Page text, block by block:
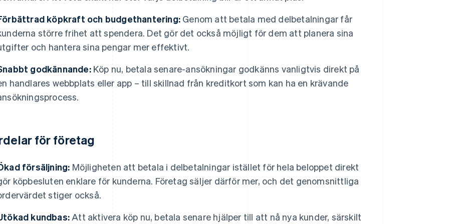
köpkraft och budgethantering: Genom att betala med delbetalningar får
större frihet att spendera. Det gör det också möjligt för dem att planera sina
och hantera sina pengar mer effektivt.
godkännande:Köp nu, betala senare-ansökningar godkänns vanligtvis direkt på
handlares webbplats eller app – till skillnad från kreditkort som kan ha en krävande
för företag
försäljning: Möjligheten att betala i delbetalningar istället för hela beloppet direkt
köpbesluten enklare för kunderna. Företag säljer därför mer, och det genomsnittliga
stiger också.
kundbas: Att aktivera köp nu, betala senare hjälper till att nå nya kunder, särskilt